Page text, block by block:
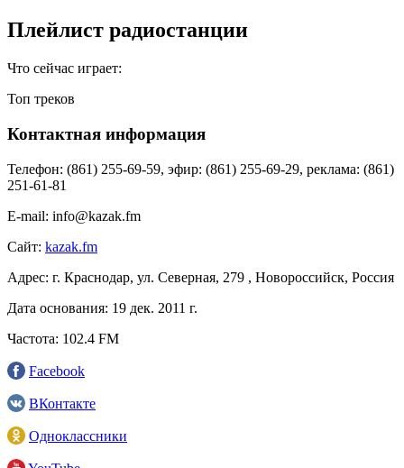
Плейлист радиостанции
Что сейчас играет:
Топ треков
Контактная информация
Телефон: (861) 255-69-59, эфир: (861) 255-69-29, реклама: (861)
251-61-81
E-mail: info@kazak.fm
Сайт: kazak.fm
Адрес: г. Краснодар, ул. Северная, 279 , Новороссийск, Россия
Дата основания: 19 дек. 2011 г.
Частота: 102.4 FM
Facebook
ВКонтакте
Одноклассники